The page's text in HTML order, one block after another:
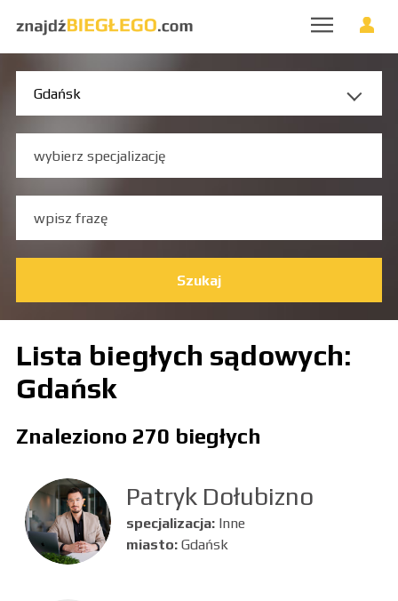
Szukaj
Lista biegłych sądowych:
Gdańsk
Znaleziono 270 biegłych
Patryk Dołubizno
specjalizacja: Inne
miasto: Gdańsk